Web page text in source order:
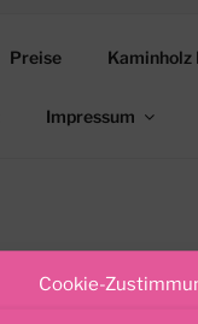
Cookie-
Preise Kaminholz
Impressum